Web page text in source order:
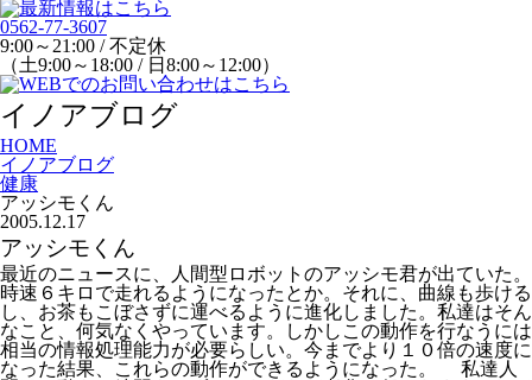
0562-77-3607
9:00～21:00 / 不定休
（土9:00～18:00 / 日8:00～12:00）
イノアブログ
HOME
イノアブログ
健康
アッシモくん
2005.12.17
アッシモくん
最近のニュースに、人間型ロボットのアッシモ君が出ていた。
時速６キロで走れるようになったとか。それに、曲線も歩ける
し、お茶もこぼさずに運べるように進化しました。私達はそん
なこと、何気なくやっています。しかしこの動作を行なうには
相当の情報処理能力が必要らしい。今までより１０倍の速度に
なった結果、これらの動作ができるようになった。 私達人